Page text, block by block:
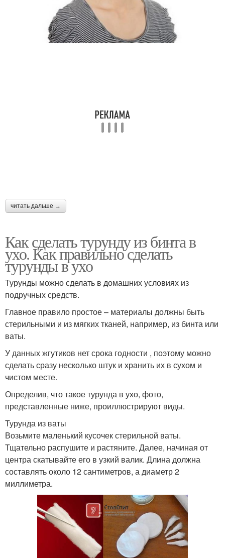
читать дальше →
Как сделать турунду из бинта в
ухо. Как правильно сделать
турунды в ухо
Турунды можно сделать в домашних условиях из
подручных средств.
Главное правило простое – материалы должны быть
стерильными и из мягких тканей, например, из бинта или
ваты.
У данных жгутиков нет срока годности , поэтому можно
сделать сразу несколько штук и хранить их в сухом и
чистом месте.
Определив, что такое турунда в ухо, фото,
представленные ниже, проиллюстрируют виды.
Турунда из ваты
Возьмите маленький кусочек стерильной ваты.
Тщательно распушите и растяните. Далее, начиная от
центра скатывайте его в узкий валик. Длина должна
составлять около 12 сантиметров, а диаметр 2
миллиметра.